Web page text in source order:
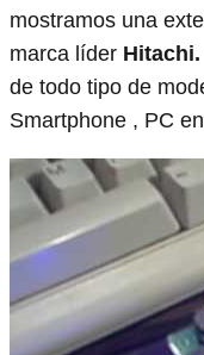
mostramos una
marca líder Hitachi.
de todo tipo de
Smartphone , PC